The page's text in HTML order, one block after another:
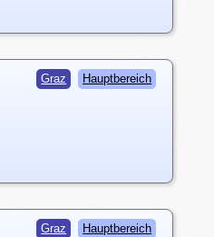
Graz Hauptbereich
Graz Hauptbereich